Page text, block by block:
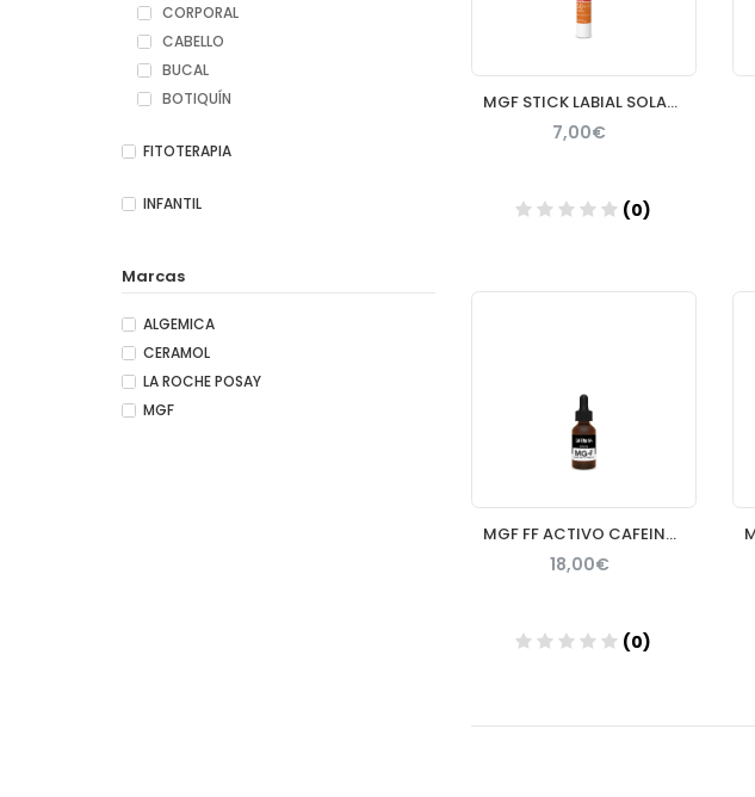
MGF STICK LABIAL SOLAR SPF 50+
7,00€
(0)
MGF FF ACTIVO CAFEINA 20ML
18,00€
(0)
CORPORAL
CABELLO
BUCAL
BOTIQUÍN
FITOTERAPIA
INFANTIL
Marcas
ALGEMICA
CERAMOL
LA ROCHE POSAY
MGF